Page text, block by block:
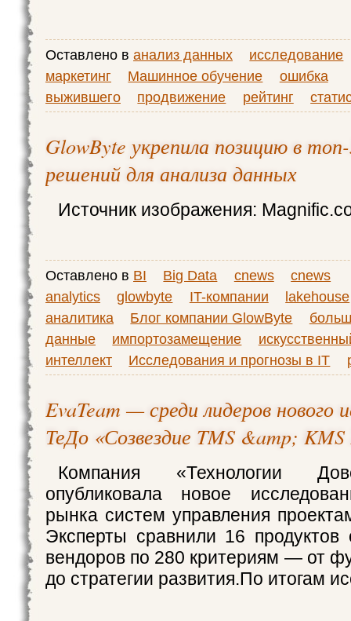
Оставлено в анализ данных
исследование
маркетинг
Машинное обучение
ошибка
выжившего
продвижение рейтинг
GlowByte укрепила позицию в
решений для анализа данных
Источник изображения:
Оставлено в BI Big Data cnews
cnews
analytics
glowbyte IT-компании
lakehouse
аналитика
Блог компании GlowByte
данные
импортозамещение
интеллект
Исследования и прогнозы в IT
EvaTeam — среди лидеров нового
ТеДо «Созвездие TMS &amp; KMS
Компания «Технологии
опубликовала новое
рынка систем управления
Эксперты сравнили 16 продуктов
вендоров по 280 критериям — от
до стратегии развития.По итогам